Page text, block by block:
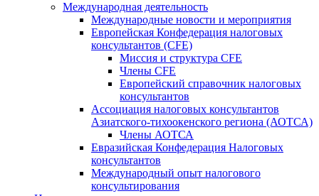
Международная деятельность
Международные новости и мероприятия
Европейская Конфедерация налоговых
консультантов (CFE)
Миссия и структура CFE
Члены CFE
Европейский справочник налоговых
консультантов
Ассоциация налоговых консультантов
Азиатского-тихоокенского региона (АОТСА)
Члены АОТСА
Евразийская Конфедерация Налоговых
консультантов
Международный опыт налогового
консультирования